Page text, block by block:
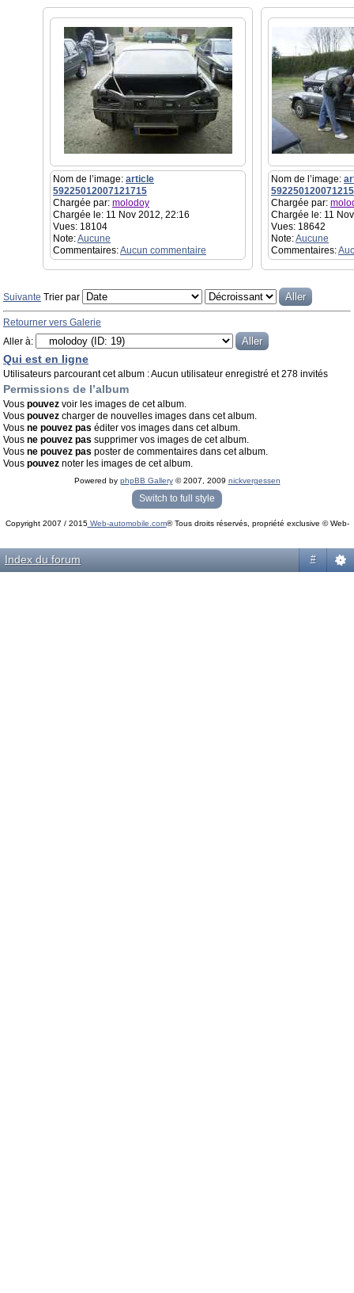
Nom de l’image: article
59225012007121715
Chargée par: molodoy
Chargée le: 11 Nov 2012, 22:16
Vues: 18104
Note:Aucune
Commentaires:Aucun commentaire
Nom de l’image:
Chargée par:
Chargée le: 11
Vues: 18642
Note:Aucune
Commentaires:
Suivante Trier par
Retourner vers Galerie
Aller à:
Qui est en ligne
Utilisateurs parcourant cet album : Aucun utilisateur enregistré et 278 invités
Permissions de l’album
Vous pouvez voir les images de cet album.
Vous pouvez charger de nouvelles images dans cet album.
Vous ne pouvez pas éditer vos images dans cet album.
Vous ne pouvez pas supprimer vos images de cet album.
Vous ne pouvez pas poster de commentaires dans cet album.
Vous pouvez noter les images de cet album.
Powered by phpBB Gallery© 2007, 2009 nickvergessen
« phpBB Gallery » - Traduction française par
darky
Switch to full style
Copyright 2007 / 2015Web-automobile.com® Tous droits réservés, propriété exclusive © Web-
Index du forum #